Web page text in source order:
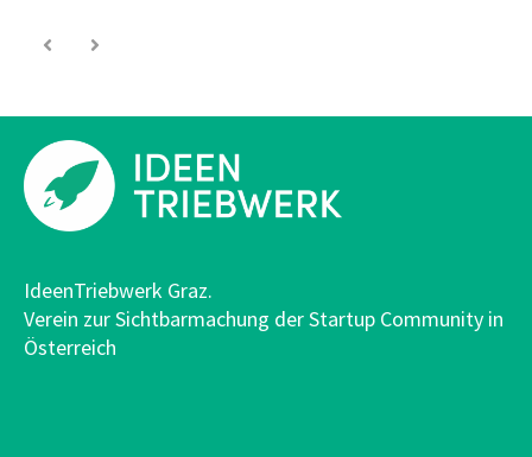
IdeenTriebwerk Graz.
Verein zur Sichtbarmachung der Startup Community in
Österreich